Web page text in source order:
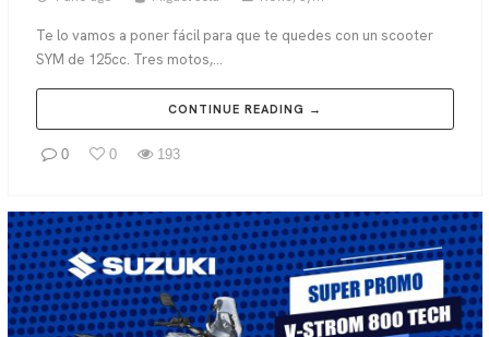
Te lo vamos a poner fácil para que te quedes con un scooter
SYM de 125cc. Tres motos,...
CONTINUE READING →
0 0 193